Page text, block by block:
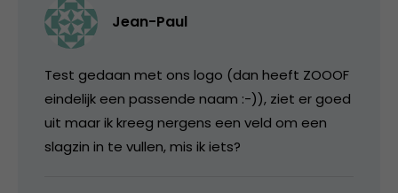
Jean-Paul
Test gedaan met ons logo (dan heeft ZOOOF
eindelijk een passende naam :-)), ziet er goed
uit maar ik kreeg nergens een veld om een
slagzin in te vullen, mis ik iets?